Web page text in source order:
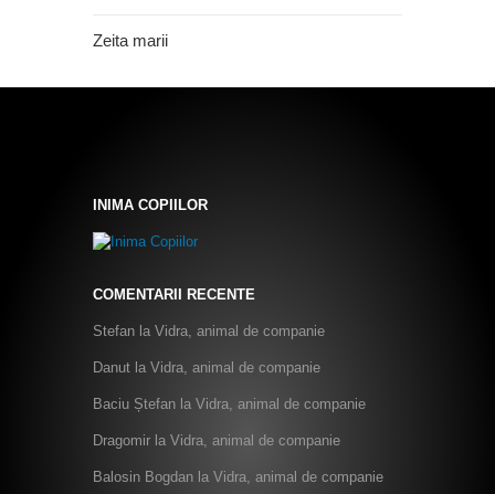
Zeita marii
INIMA COPIILOR
COMENTARII RECENTE
Stefan la Vidra, animal de companie
Danut la Vidra, animal de companie
Baciu Ștefan la Vidra, animal de companie
Dragomir la Vidra, animal de companie
Balosin Bogdan la Vidra, animal de companie